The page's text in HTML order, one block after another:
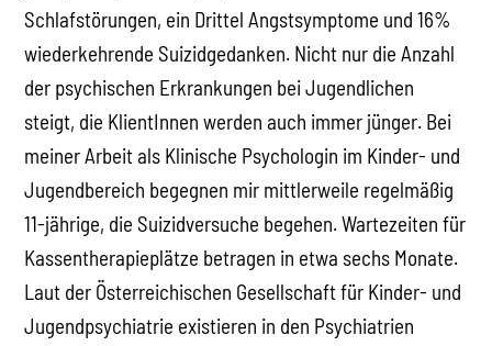
Schlafstörungen, ein Drittel Angstsymptome und 16%
wiederkehrende Suizidgedanken. Nicht nur die Anzahl
der psychischen Erkrankungen bei Jugendlichen
steigt, die KlientInnen werden auch immer jünger. Bei
meiner Arbeit als Klinische Psychologin im Kinder- und
Jugendbereich begegnen mir mittlerweile regelmäßig
11-jährige, die Suizidversuche begehen. Wartezeiten für
Kassentherapieplätze betragen in etwa sechs Monate.
Laut der Österreichischen Gesellschaft für Kinder- und
Jugendpsychiatrie existieren in den Psychiatrien